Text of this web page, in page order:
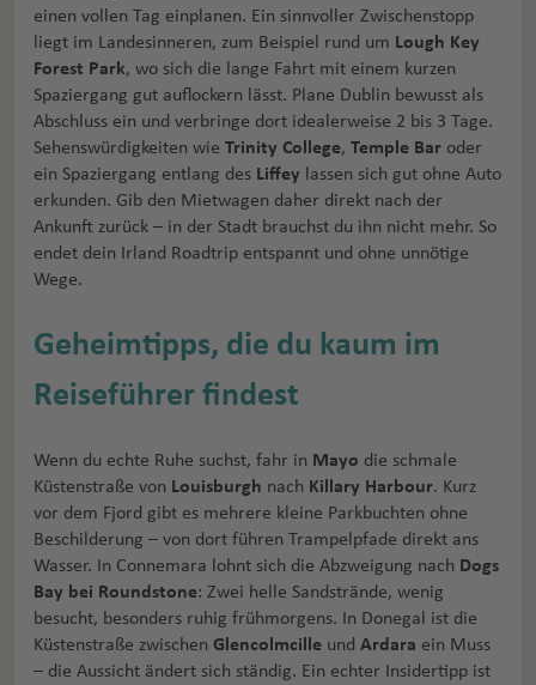
einen vollen Tag einplanen. Ein sinnvoller Zwischenstopp
liegt im Landesinneren, zum Beispiel rund um Lough Key
Forest Park, wo sich die lange Fahrt mit einem kurzen
Spaziergang gut auflockern lässt. Plane Dublin bewusst als
Abschluss ein und verbringe dort idealerweise 2 bis 3 Tage.
Sehenswürdigkeiten wie Trinity College, Temple Bar oder
ein Spaziergang entlang des Liffey lassen sich gut ohne Auto
erkunden. Gib den Mietwagen daher direkt nach der
Ankunft zurück – in der Stadt brauchst du ihn nicht mehr. So
endet dein Irland Roadtrip entspannt und ohne unnötige
Wege.
Geheimtipps, die du kaum im
Reiseführer findest
Wenn du echte Ruhe suchst, fahr in Mayo die schmale
Küstenstraße von Louisburgh nach Killary Harbour. Kurz
vor dem Fjord gibt es mehrere kleine Parkbuchten ohne
Beschilderung – von dort führen Trampelpfade direkt ans
Wasser. In Connemara lohnt sich die Abzweigung nach Dogs
Bay bei Roundstone: Zwei helle Sandstrände, wenig
besucht, besonders ruhig frühmorgens. In Donegal ist die
Küstenstraße zwischen Glencolmcille und Ardara ein Muss
– die Aussicht ändert sich ständig. Ein echter Insidertipp ist